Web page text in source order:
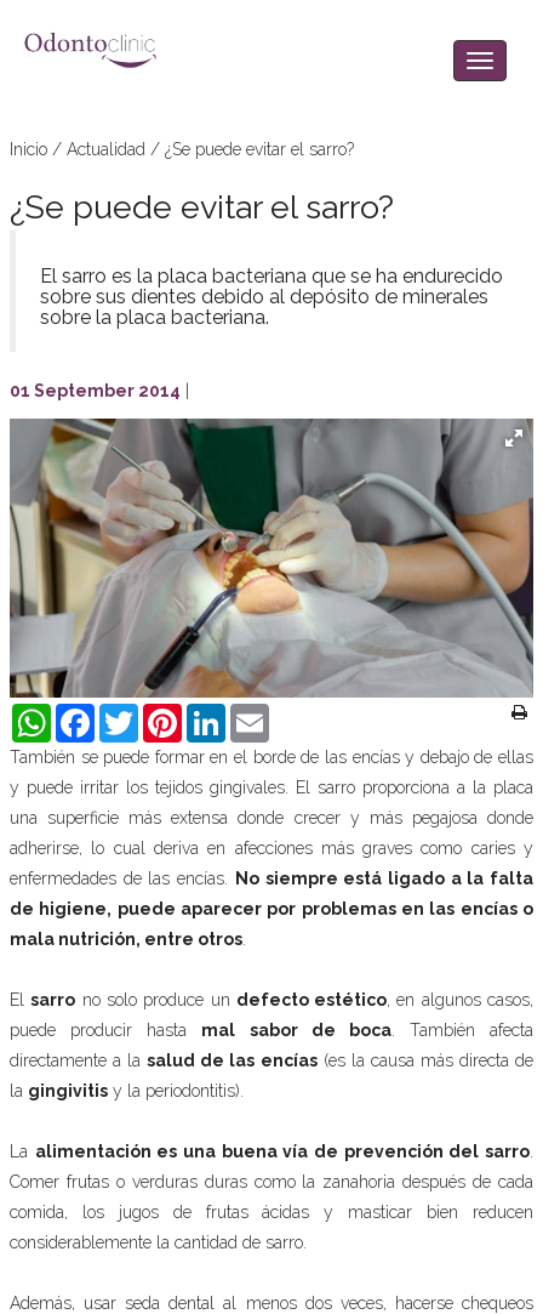
Inicio / Actualidad / ¿Se puede evitar el sarro?
¿Se puede evitar el sarro?
El sarro es la placa bacteriana que se ha endurecido
sobre sus dientes debido al depósito de minerales
sobre la placa bacteriana.
01 September 2014
WhatsAppFacebookTwitterPinterestLinkedIn
También se puede formar en el borde de las encías y debajo de ellas
y puede irritar los tejidos gingivales. El sarro proporciona a la placa
una superficie más extensa donde crecer y más pegajosa donde
adherirse, lo cual deriva en afecciones más graves como caries y
enfermedades de las encías.
No siempre está ligado a la falta
de higiene, puede aparecer por problemas en las encías o
mala nutrición, entre otros
Elsarro no solo produce un defecto estético, en algunos casos,
puede producir hasta mal sabor de boca. También afecta
directamente a lasalud de las encías(es la causa más directa de
la gingivitis y la periodontitis).
La alimentación es una buena vía de prevención del sarro
Comer frutas o verduras duras como la zanahoria después de cada
comida, los jugos de frutas ácidas y masticar bien reducen
considerablemente la cantidad de sarro.
Además, usar seda dental al menos dos veces, hacerse chequeos